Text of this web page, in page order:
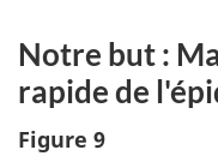
Notre but :
rapide de
Figure 9